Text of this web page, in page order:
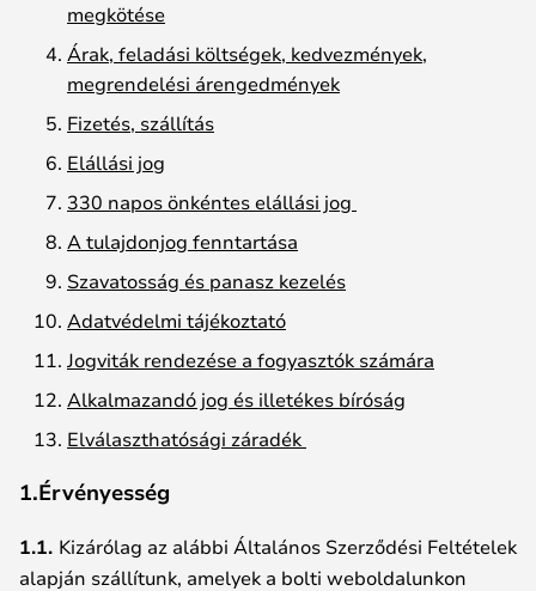
megkötése
Árak, feladási költségek, kedvezmények,
megrendelési árengedmények
Fizetés, szállítás
Elállási jog
330 napos önkéntes elállási jog
A tulajdonjog fenntartása
Szavatosság és panasz kezelés
Adatvédelmi tájékoztató
Jogviták rendezése a fogyasztók számára
Alkalmazandó jog és illetékes bíróság
Elválaszthatósági záradék
1.Érvényesség
1.1. Kizárólag az alábbi Általános Szerződési Feltételek
alapján szállítunk, amelyek a bolti weboldalunkon